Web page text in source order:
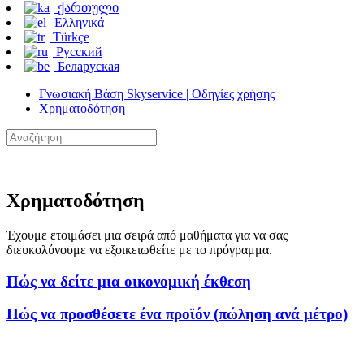
ქართული
Ελληνικά
Türkçe
Русский
Беларуская
Γνωσιακή Βάση Skyservice | Οδηγίες χρήσης
Χρηματοδότηση
Χρηματοδότηση
Έχουμε ετοιμάσει μια σειρά από μαθήματα για να σας
διευκολύνουμε να εξοικειωθείτε με το πρόγραμμα.
Πώς να δείτε μια οικονομική έκθεση
Πώς να προσθέσετε ένα προϊόν (πώληση ανά μέτρο)